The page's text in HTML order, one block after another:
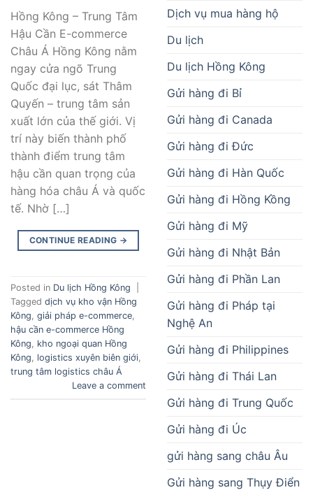
Hồng Kông – Trung Tâm
Hậu Cần E-commerce
Châu Á Hồng Kông nằm
ngay cửa ngõ Trung
Quốc đại lục, sát Thâm
Quyến – trung tâm sản
xuất lớn của thế giới. Vị
trí này biến thành phố
thành điểm trung tâm
hậu cần quan trọng của
hàng hóa châu Á và quốc
tế. Nhờ […]
CONTINUE READING →
Posted in Du lịch Hồng Kông
Tagged dịch vụ kho vận Hồng
Kông, giải pháp e-commerce,
hậu cần e-commerce Hồng
Kông, kho ngoại quan Hồng
Kông, logistics xuyên biên giới,
trung tâm logistics châu Á
Leave a comment
Dịch vụ mua hàng hộ
Du lịch
Du lịch Hồng Kông
Gửi hàng đi Bỉ
Gửi hàng đi Canada
Gửi hàng đi Đức
Gửi hàng đi Hàn Quốc
Gửi hàng đi Hồng Kồng
Gửi hàng đi Mỹ
Gửi hàng đi Nhật Bản
Gửi hàng đi Phần Lan
Gửi hàng đi Pháp tại
Nghệ An
Gửi hàng đi Philippines
Gửi hàng đi Thái Lan
Gửi hàng đi Trung Quốc
Gửi hàng đi Úc
gửi hàng sang châu Âu
Gửi hàng sang Thụy Điển